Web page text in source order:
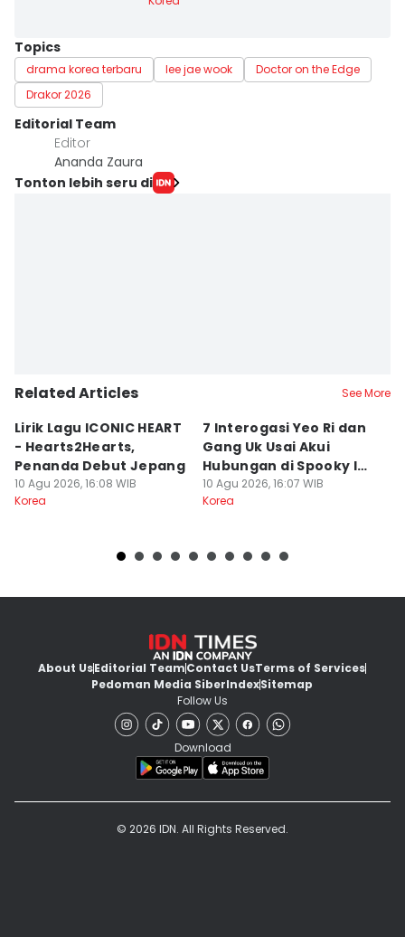
Topics
drama korea terbaru lee jae wook
Doctor on the Edge
Drakor 2026
Editorial Team
Editor
Ananda Zaura
Tonton lebih seru di
Related Articles See More
Lirik Lagu ICONIC HEART
- Hearts2Hearts,
Penanda Debut Jepang
10 Agu 2026, 16:08 WIB
Korea
7 Interogasi Yeo Ri dan
Gang Uk Usai Akui
Hubungan di Spooky In
Love
10 Agu 2026, 16:07 WIB
Korea
About UsEditorial TeamContact UsTerms of Services
Pedoman Media SiberIndexSitemap
Follow Us
Download
© 2026 IDN. All Rights Reserved.